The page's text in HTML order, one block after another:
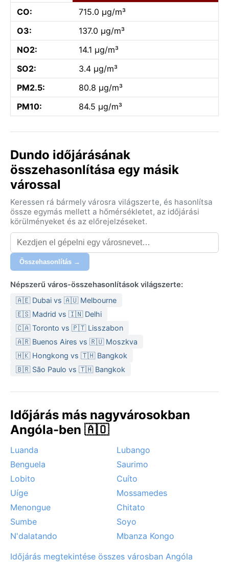
CO:
715.0 µg/m³
O3:
137.0 µg/m³
NO2:
14.1 µg/m³
SO2:
3.4 µg/m³
PM2.5:
80.8 µg/m³
PM10:
84.5 µg/m³
Dundo időjárásának
összehasonlítása egy másik
várossal
Keressen rá bármely városra világszerte, és hasonlítsa
össze egymás mellett a hőmérsékletet, az időjárási
körülményeket és az előrejelzéseket.
Összehasonlítás →
Népszerű város-összehasonlítások világszerte:
🇦🇪 Dubai vs 🇦🇺 Melbourne
🇪🇸 Madrid vs 🇮🇳 Delhi
🇨🇦 Toronto vs 🇵🇹 Lisszabon
🇦🇷 Buenos Aires vs 🇷🇺 Moszkva
🇭🇰 Hongkong vs 🇹🇭 Bangkok
🇧🇷 São Paulo vs 🇹🇭 Bangkok
Időjárás más nagyvárosokban
Angóla-ben 🇦🇴
Luanda
Lubango
Benguela
Saurimo
Lobito
Cuíto
Uíge
Mossamedes
Menongue
Chitato
Sumbe
Soyo
N'dalatando
Mbanza Kongo
Időjárás megtekintése összes városban Angóla